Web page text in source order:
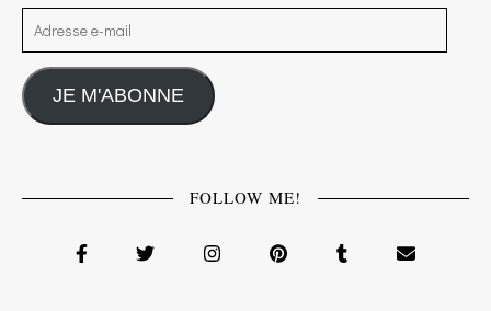
Adresse e-mail
JE M'ABONNE
FOLLOW ME!